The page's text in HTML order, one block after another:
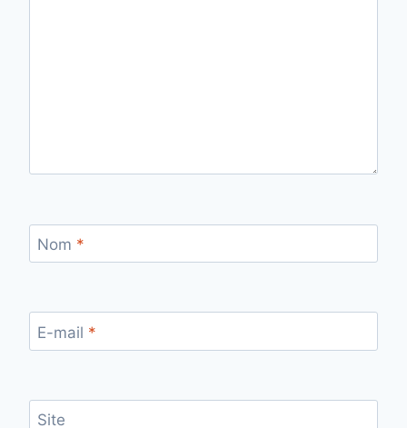
Nom *
E-mail *
Site